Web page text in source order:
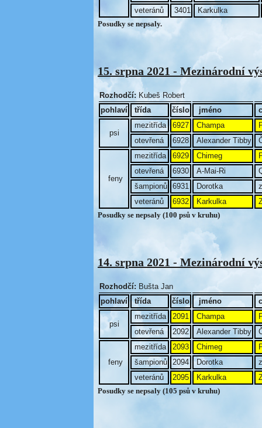
veteránů
3401
Karkulka
Posudky se nepsaly.
15. srpna 2021 - Mezinárodní
Rozhodčí: Kubeš Robert
pohlaví
třída číslo jméno
psi
mezitřída 6927 Champa
otevřená
6928 Alexander Tibby
feny
mezitřída 6929 Chimeg
otevřená
6930 A-Mai-Ri
šampionů 6931 Dorotka
veteránů
6932 Karkulka
Posudky se nepsaly (100 psů v kruhu)
14. srpna 2021 - Mezinárodní
Rozhodčí: Bušta Jan
pohlaví třída číslo jméno
psi
mezitřída 2091 Champa
otevřená
2092 Alexander Tibby
feny
mezitřída 2093 Chimeg
šampionů 2094 Dorotka
veteránů
2095 Karkulka
Posudky se nepsaly (105 psů v kruhu)